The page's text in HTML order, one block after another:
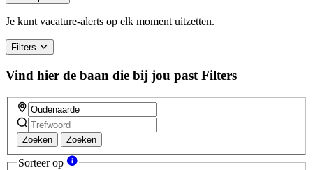
Je kunt vacature-alerts op elk moment uitzetten.
Filters
Vind hier de baan die bij jou past Filters
Zoeken Zoeken
Sorteer op